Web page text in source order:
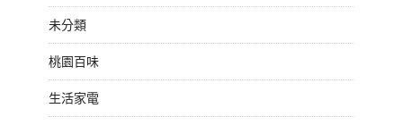
未分類
桃園百味
生活家電